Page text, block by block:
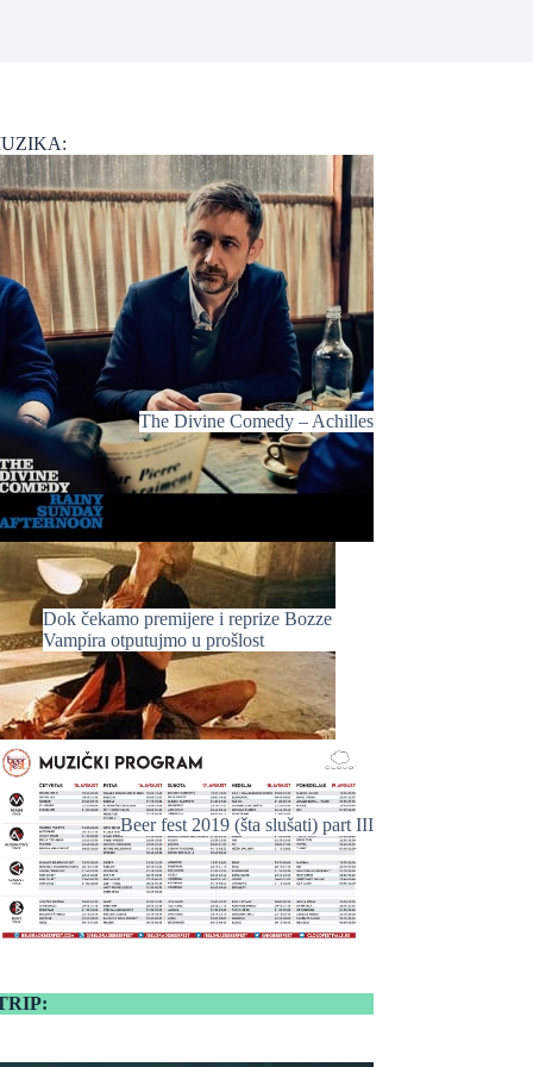
The Divine Comedy – Achilles
Dok čekamo premijere i reprize Bozze
Vampira otputujmo u prošlost
Beer fest 2019 (šta slušati) part III